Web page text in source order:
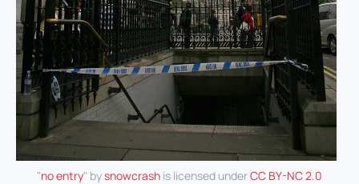
"no entry" bysnowcrash is licensed underCC BY-NC 2.0